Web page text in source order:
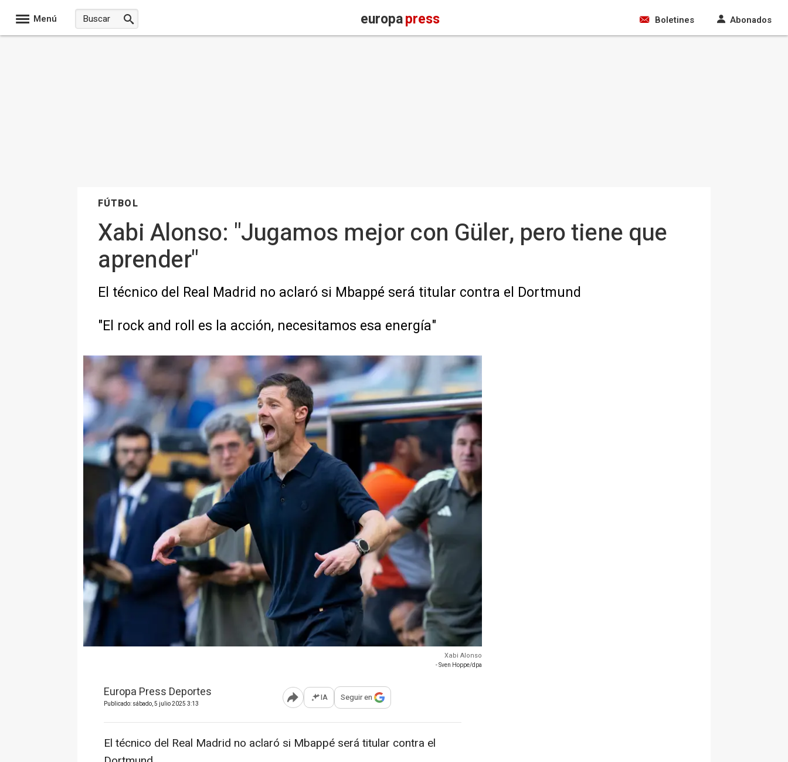
Menú europapress Boletines Abonados
FÚTBOL
Xabi Alonso: "Jugamos mejor con Güler, pero tiene que
aprender"
El técnico del Real Madrid no aclaró si Mbappé será titular contra el Dortmund
"El rock and roll es la acción, necesitamos esa energía"
Xabi Alonso
- Sven Hoppe/dpa
Europa Press Deportes
Publicado: sábado, 5 julio 2025 3:13 Abrir opciones para compartir
IA Seguir en
El técnico del Real Madrid no aclaró si Mbappé será titular contra el